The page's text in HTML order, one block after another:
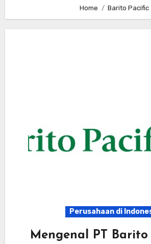
Home Barito Pacific
Perusahaan di
Mengenal PT